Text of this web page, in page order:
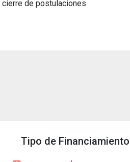
cierre de postulaciones
Tipo de Financiamiento